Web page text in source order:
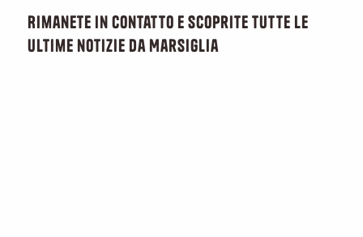
Rimanete in contatto e scoprite tutte le
ultime notizie da Marsiglia